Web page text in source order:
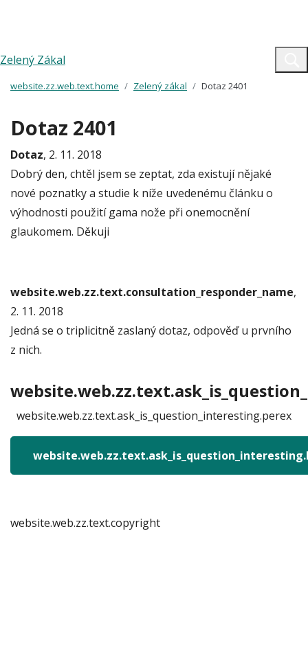
Zelený Zákal
website.zz.web.text.home Zelený zákal Dotaz 2401
Dotaz 2401
Dotaz, 2. 11. 2018
Dobrý den, chtěl jsem se zeptat, zda existují nějaké
nové poznatky a studie k níže uvedenému článku o
výhodnosti použití gama nože při onemocnění
glaukomem. Děkuji
website.web.zz.text.consultation_responder_name,
2. 11. 2018
Jedná se o triplicitně zaslaný dotaz, odpověď u prvního
z nich.
website.web.zz.text.ask_is_question_interesting.perex
website.web.zz.text.copyright